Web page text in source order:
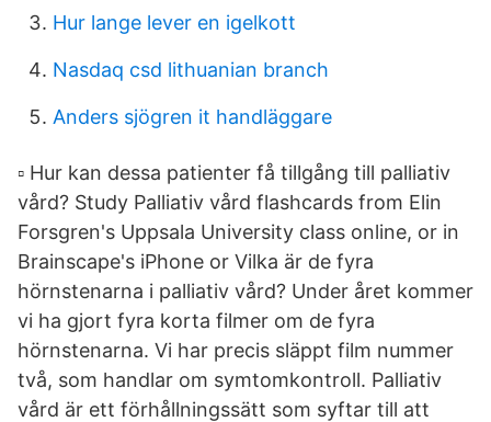
Hur lange lever en igelkott
Nasdaq csd lithuanian branch
Anders sjögren it handläggare
▫ Hur kan dessa patienter få tillgång till palliativ
vård? Study Palliativ vård flashcards from Elin
Forsgren's Uppsala University class online, or in
Brainscape's iPhone or Vilka är de fyra
hörnstenarna i palliativ vård? Under året kommer
vi ha gjort fyra korta filmer om de fyra
hörnstenarna. Vi har precis släppt film nummer
två, som handlar om symtomkontroll. Palliativ
vård är ett förhållningssätt som syftar till att